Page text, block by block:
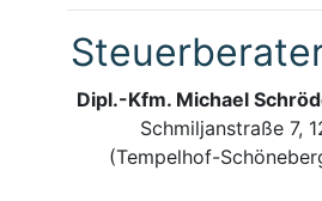
Dipl.-Kfm. Michael
Schmiljanstraße 7,
(Tempelhof-